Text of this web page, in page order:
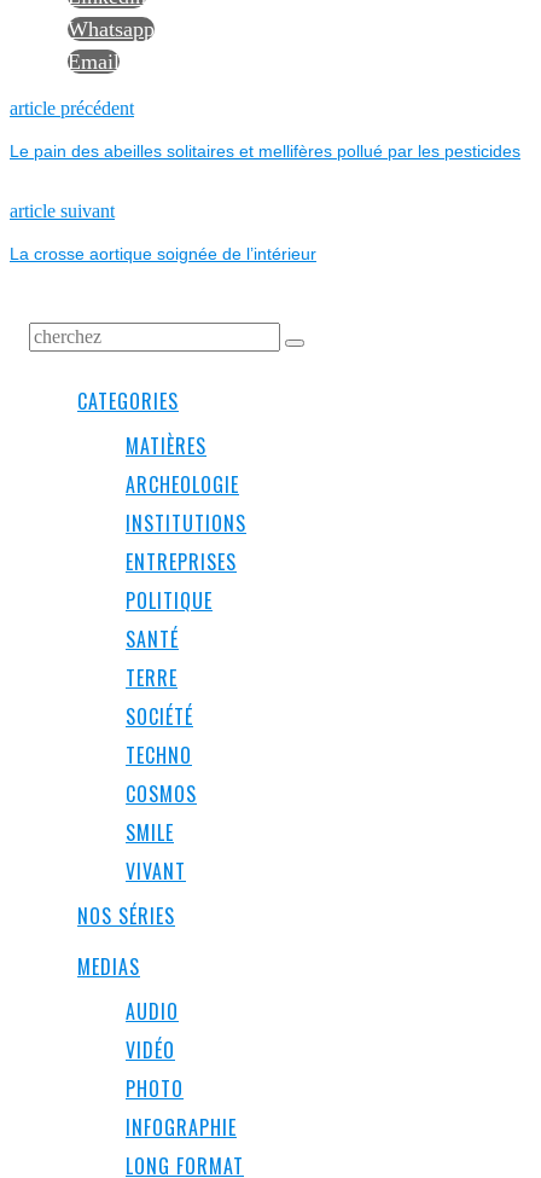
Whatsapp
Email
NAVIGATION
DE
L’ARTICLE
article précédentPrevious
Le pain des abeilles solitaires et mellifères pollué par les pesticides
article suivantNext
La crosse aortique soignée de l’intérieur
CATEGORIES
MATIÈRES
ARCHEOLOGIE
INSTITUTIONS
ENTREPRISES
POLITIQUE
SANTÉ
TERRE
SOCIÉTÉ
TECHNO
COSMOS
SMILE
VIVANT
NOS SÉRIES
MEDIAS
AUDIO
VIDÉO
PHOTO
INFOGRAPHIE
LONG FORMAT